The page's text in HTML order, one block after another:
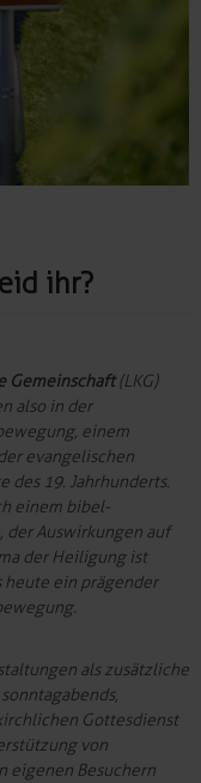
ihr?
Gemeinschaft(LKG)
also in der
einem
evangelischen
des 19. Jahrhunderts.
einem bibel-
Auswirkungen auf
der Heiligung ist
heute ein prägender
als zusätzliche
Gottesdienst
von
eigenen Besuchern